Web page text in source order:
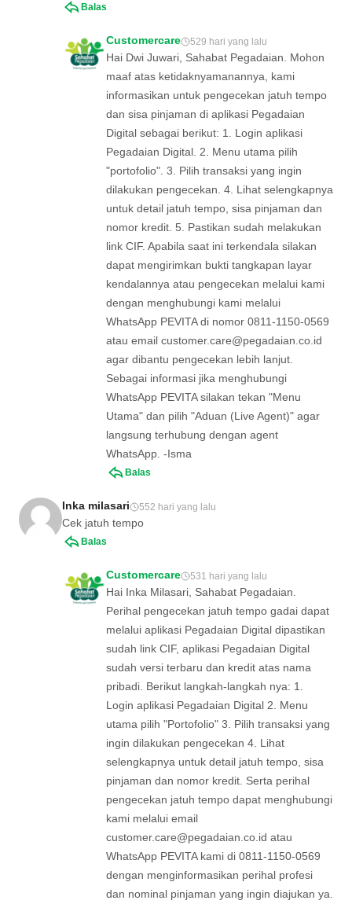
Balas
Customercare 529 hari yang lalu
Hai Dwi Juwari, Sahabat Pegadaian. Mohon
maaf atas ketidaknyamanannya, kami
informasikan untuk pengecekan jatuh tempo
dan sisa pinjaman di aplikasi Pegadaian
Digital sebagai berikut: 1. Login aplikasi
Pegadaian Digital. 2. Menu utama pilih
"portofolio". 3. Pilih transaksi yang ingin
dilakukan pengecekan. 4. Lihat selengkapnya
untuk detail jatuh tempo, sisa pinjaman dan
nomor kredit. 5. Pastikan sudah melakukan
link CIF. Apabila saat ini terkendala silakan
dapat mengirimkan bukti tangkapan layar
kendalannya atau pengecekan melalui kami
dengan menghubungi kami melalui
WhatsApp PEVITA di nomor 0811-1150-0569
atau email customer.care@pegadaian.co.id
agar dibantu pengecekan lebih lanjut.
Sebagai informasi jika menghubungi
WhatsApp PEVITA silakan tekan "Menu
Utama" dan pilih "Aduan (Live Agent)" agar
langsung terhubung dengan agent
WhatsApp. -Isma
Balas
Inka milasari 552 hari yang lalu
Cek jatuh tempo
Balas
Customercare 531 hari yang lalu
Hai Inka Milasari, Sahabat Pegadaian.
Perihal pengecekan jatuh tempo gadai dapat
melalui aplikasi Pegadaian Digital dipastikan
sudah link CIF, aplikasi Pegadaian Digital
sudah versi terbaru dan kredit atas nama
pribadi. Berikut langkah-langkah nya: 1.
Login aplikasi Pegadaian Digital 2. Menu
utama pilih "Portofolio" 3. Pilih transaksi yang
ingin dilakukan pengecekan 4. Lihat
selengkapnya untuk detail jatuh tempo, sisa
pinjaman dan nomor kredit. Serta perihal
pengecekan jatuh tempo dapat menghubungi
kami melalui email
customer.care@pegadaian.co.id atau
WhatsApp PEVITA kami di 0811-1150-0569
dengan menginformasikan perihal profesi
dan nominal pinjaman yang ingin diajukan ya.